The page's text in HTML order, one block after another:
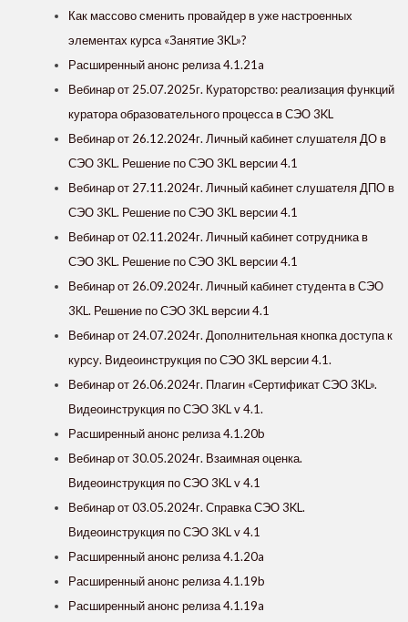
Как массово сменить провайдер в уже настроенных
элементах курса «‎Занятие 3KL»?
Расширенный анонс релиза 4.1.21a
Вебинар от 25.07.2025г. Кураторство: реализация функций
куратора образовательного процесса в СЭО 3KL
Вебинар от 26.12.2024г. Личный кабинет слушателя ДО в
СЭО 3KL. Решение по СЭО 3KL версии 4.1
Вебинар от 27.11.2024г. Личный кабинет слушателя ДПО в
СЭО 3KL. Решение по СЭО 3KL версии 4.1
Вебинар от 02.11.2024г. Личный кабинет сотрудника в
СЭО 3KL. Решение по СЭО 3KL версии 4.1
Вебинар от 26.09.2024г. Личный кабинет студента в СЭО
3KL. Решение по СЭО 3KL версии 4.1
Вебинар от 24.07.2024г. Дополнительная кнопка доступа к
курсу. Видеоинструкция по СЭО 3KL версии 4.1.
Вебинар от 26.06.2024г. Плагин «Сертификат СЭО 3KL».
Видеоинструкция по СЭО 3KL v 4.1.
Расширенный анонс релиза 4.1.20b
Вебинар от 30.05.2024г. Взаимная оценка.
Видеоинструкция по СЭО 3KL v 4.1
Вебинар от 03.05.2024г. Справка СЭО 3KL.
Видеоинструкция по СЭО 3KL v 4.1
Расширенный анонс релиза 4.1.20a
Расширенный анонс релиза 4.1.19b
Расширенный анонс релиза 4.1.19a